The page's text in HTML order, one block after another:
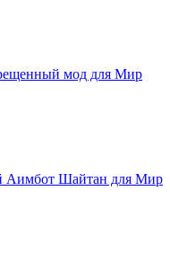
мод для Мир
Аимбот Шайтан для Мир